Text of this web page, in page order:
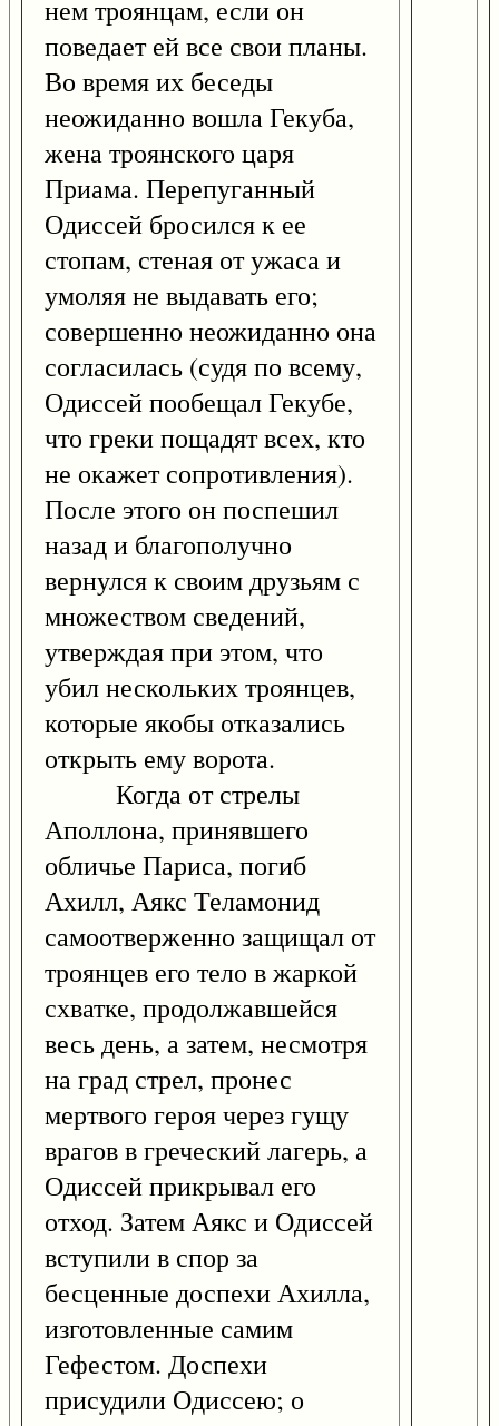
нем троянцам, если он
поведает ей все свои планы.
Во время их беседы
неожиданно вошла Гекуба,
жена троянского царя
Приама. Перепуганный
Одиссей бросился к ее
стопам, стеная от ужаса и
умоляя не выдавать его;
совершенно неожиданно она
согласилась (судя по всему,
Одиссей пообещал Гекубе,
что греки пощадят всех, кто
не окажет сопротивления).
После этого он поспешил
назад и благополучно
вернулся к своим друзьям с
множеством сведений,
утверждая при этом, что
убил нескольких троянцев,
которые якобы отказались
открыть ему ворота.
Когда от стрелы
Аполлона, принявшего
обличье Париса, погиб
Ахилл, Аякс Теламонид
самоотверженно защищал от
троянцев его тело в жаркой
схватке, продолжавшейся
весь день, а затем, несмотря
на град стрел, пронес
мертвого героя через гущу
врагов в греческий лагерь, а
Одиссей прикрывал его
отход. Затем Аякс и Одиссей
вступили в спор за
бесценные доспехи Ахилла,
изготовленные самим
Гефестом. Доспехи
присудили Одиссею; о